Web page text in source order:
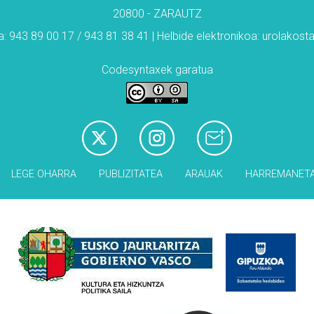
20800 - ZARAUTZ
943 89 00 17 / 943 81 38 41 | Helbide elektronikoa:
Codesyntaxek garatua
LEGE OHARRA PUBLIZITATEA ARAUAK